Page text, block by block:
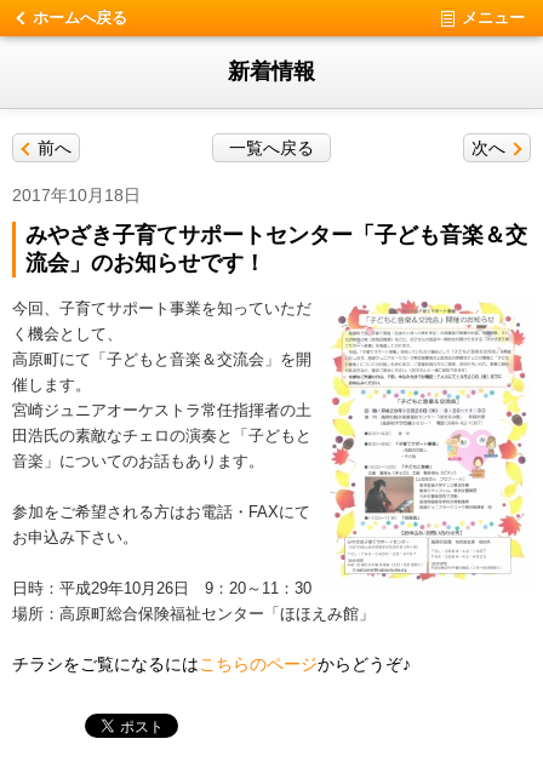
ホームへ戻る メニュー
新着情報
次へ
前へ 一覧へ戻る
2017年10月18日
みやざき子育てサポートセンター「子ども音楽＆交
流会」のお知らせです！
今回、子育てサポート事業を知っていただ
く機会として、
高原町にて「子どもと音楽＆交流会」を開
催します。
宮崎ジュニアオーケストラ常任指揮者の土
田浩氏の素敵なチェロの演奏と
「子どもと
音楽」についてのお話もあります。
参加をご希望される方はお電話・FAXにて
お申込み下さい。
日時：平成29年10月26日 9：20～11：30
場所：高原町総合保険福祉センター「ほほえみ館」
チラシをご覧になるにはこちらのページからどうぞ♪